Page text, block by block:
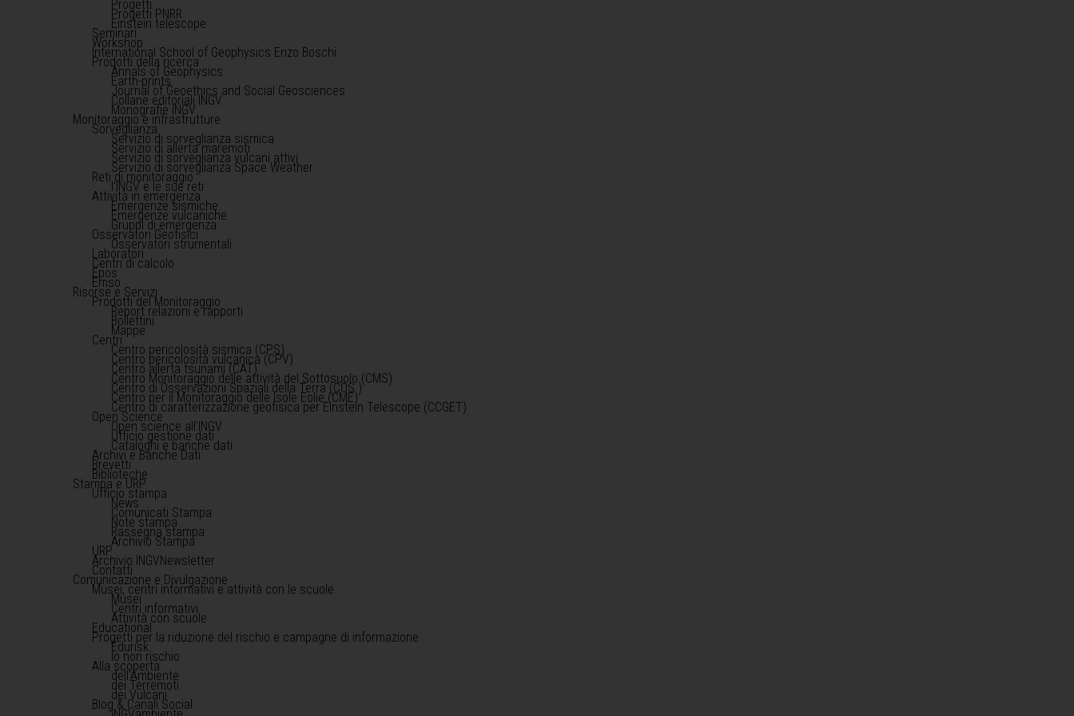
Progetti
Progetti PNRR
Einstein telescope
Seminari
Workshop
International School of Geophysics Enzo Boschi
Prodotti della ricerca
Annals of Geophysics
Earth-prints
Journal of Geoethics and Social Geosciences
Collane editoriali INGV
Monografie INGV
Monitoraggio e infrastrutture
Sorveglianza
Servizio di sorveglianza sismica
Servizio di allerta maremoti
Servizio di sorveglianza vulcani attivi
Servizio di sorveglianza Space Weather
Reti di monitoraggio
l'INGV e le sue reti
Attività in emergenza
Emergenze sismiche
Emergenze vulcaniche
Gruppi di emergenza
Osservatori Geofisici
Osservatori strumentali
Laboratori
Centri di calcolo
Epos
Emso
Risorse e Servizi
Prodotti del Monitoraggio
Report relazioni e rapporti
Bollettini
Mappe
Centri
Centro pericolosità sismica (CPS)
Centro pericolosità vulcanica (CPV)
Centro allerta tsunami (CAT)
Centro Monitoraggio delle attività del Sottosuolo (CMS)
Centro di Osservazioni Spaziali della Terra (COS )
Centro per il Monitoraggio delle Isole Eolie (CME)
Centro di caratterizzazione geofisica per Einstein Telescope (CCGET)
Open Science
Open science all'INGV
Ufficio gestione dati
Cataloghi e banche dati
Archivi e Banche Dati
Brevetti
Biblioteche
Stampa e URP
Ufficio stampa
News
Comunicati Stampa
Note stampa
Rassegna stampa
Archivio Stampa
URP
Archivio INGVNewsletter
Contatti
Comunicazione e Divulgazione
Musei, centri informativi e attività con le scuole
Musei
Centri informativi
Attività con scuole
Educational
Progetti per la riduzione del rischio e campagne di informazione
Edurisk
Io non rischio
Alla scoperta
dell'Ambiente
dei Terremoti
dei Vulcani
Blog & Canali Social